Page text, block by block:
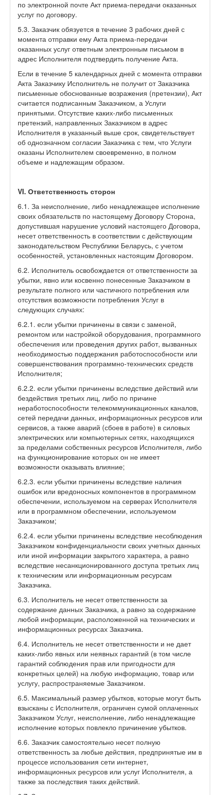
по электронной почте Акт приема-передачи оказанных
услуг по договору.
5.3. Заказчик обязуется в течение 3 рабочих дней с
момента отправки ему Акта приема-передачи
оказанных услуг ответным электронным письмом в
адрес Исполнителя подтвердить получение Акта.
Если в течение 5 календарных дней с момента отправки
Акта Заказчику Исполнитель не получит от Заказчика
письменные обоснованные возражения (претензии), Акт
считается подписанным Заказчиком, а Услуги
принятыми. Отсутствие каких-либо письменных
претензий, направленных Заказчиком в адрес
Исполнителя в указанный выше срок, свидетельствует
об однозначном согласии Заказчика с тем, что Услуги
оказаны Исполнителем своевременно, в полном
объеме и надлежащим образом.
VI. Ответственность сторон
6.1. За неисполнение, либо ненадлежащее исполнение
своих обязательств по настоящему Договору Сторона,
допустившая нарушение условий настоящего Договора,
несет ответственность в соответствии с действующим
законодательством Республики Беларусь, с учетом
особенностей, установленных настоящим Договором.
6.2. Исполнитель освобождается от ответственности за
убытки, явно или косвенно понесенные Заказчиком в
результате полного или частичного потребления или
отсутствия возможности потребления Услуг в
следующих случаях:
6.2.1. если убытки причинены в связи с заменой,
ремонтом или настройкой оборудования, программного
обеспечения или проведения других работ, вызванных
необходимостью поддержания работоспособности или
совершенствования программно-технических средств
Исполнителя;
6.2.2. если убытки причинены вследствие действий или
бездействия третьих лиц, либо по причине
неработоспособности телекоммуникационных каналов,
сетей передачи данных, информационных ресурсов или
сервисов, а также аварий (сбоев в работе) в силовых
электрических или компьютерных сетях, находящихся
за пределами собственных ресурсов Исполнителя, либо
на функционирование которых он не имеет
возможности оказывать влияние;
6.2.3. если убытки причинены вследствие наличия
ошибок или вредоносных компонентов в программном
обеспечении, используемом на серверах Исполнителя
или в программном обеспечении, используемом
Заказчиком;
6.2.4. если убытки причинены вследствие несоблюдения
Заказчиком конфиденциальности своих учетных данных
или иной информации закрытого характера, а равно
вследствие несанкционированного доступа третьих лиц
к техническим или информационным ресурсам
Заказчика.
6.3. Исполнитель не несет ответственности за
содержание данных Заказчика, а равно за содержание
любой информации, расположенной на технических и
информационных ресурсах Заказчика.
6.4. Исполнитель не несет ответственности и не дает
каких-либо явных или неявных гарантий (в том числе
гарантий соблюдения прав или пригодности для
конкретных целей) на любую информацию, товар или
услугу, распространяемые Заказчиком.
6.5. Максимальный размер убытков, которые могут быть
взысканы с Исполнителя, ограничен сумой оплаченных
Заказчиком Услуг, неисполнение, либо ненадлежащие
исполнение которых повлекло причинение убытков.
6.6. Заказчик самостоятельно несет полную
ответственность за любые действия, предпринятые им в
процессе использования сети интернет,
информационных ресурсов или услуг Исполнителя, а
также за последствия таких действий.